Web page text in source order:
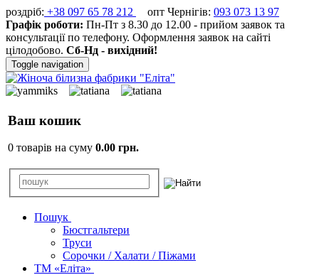
роздріб: +38 097 65 78 212 опт Чернігів: 093 073 13 97
Графік роботи: Пн-Пт з 8.30 до 12.00 - прийом заявок та
консультації по телефону. Оформлення заявок на сайті
цілодобово. Сб-Нд - вихідний!
Toggle navigation
Ваш кошик
0 товарів на суму 0.00 грн.
Пошук
Бюстгальтери
Труси
Сорочки / Халати / Піжами
ТМ «Еліта»